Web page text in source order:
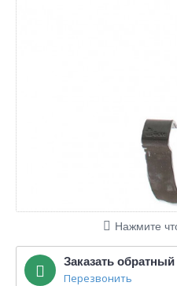
Нажмите
Заказать
Перезвонить